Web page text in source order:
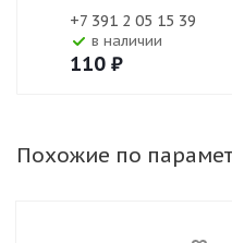
+7 391 2 05 15 39
В наличии
110 ₽
Похожие по